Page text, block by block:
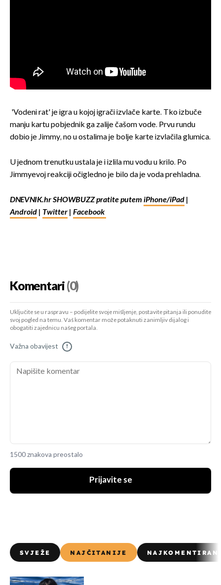
'Vodeni rat' je igra u kojoj igrači izvlače karte. Tko izbuče
manju kartu pobjednik ga zalije čašom vode. Prvu rundu
dobio je Jimmy, no u ostalima je bolje karte izvlačila glumica.
U jednom trenutku ustala je i izlila mu vodu u krilo. Po
Jimmyevoj reakciji očigledno je bilo da je voda prehladna.
DNEVNIK.hr SHOWBUZZ pratite putem iPhone/iPad |
Android | Twitter | Facebook
Komentari(0)
Uključite se u raspravu – podijelite svoje mišljenje, postavite pitanja ili ponudite
svoj pogled na temu. Vaš komentar može potaknuti zanimljiv dijalog i
obogatiti zajednicu našeg portala.
Važna obavijest !
1500 znakova preostalo
Prijavite se
SVJEŽE NAJČITANIJE